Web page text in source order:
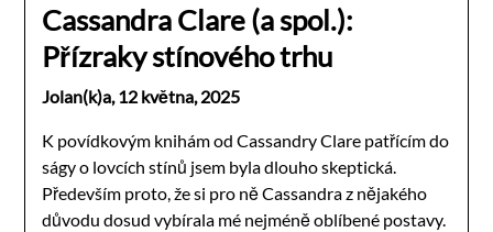
Cassandra Clare (a spol.):
Přízraky stínového trhu
Jolan(k)a, 12 května, 2025
K povídkovým knihám od Cassandry Clare patřícím do
ságy o lovcích stínů jsem byla dlouho skeptická.
Především proto, že si pro ně Cassandra z nějakého
důvodu dosud vybírala mé nejméně oblíbené postavy.